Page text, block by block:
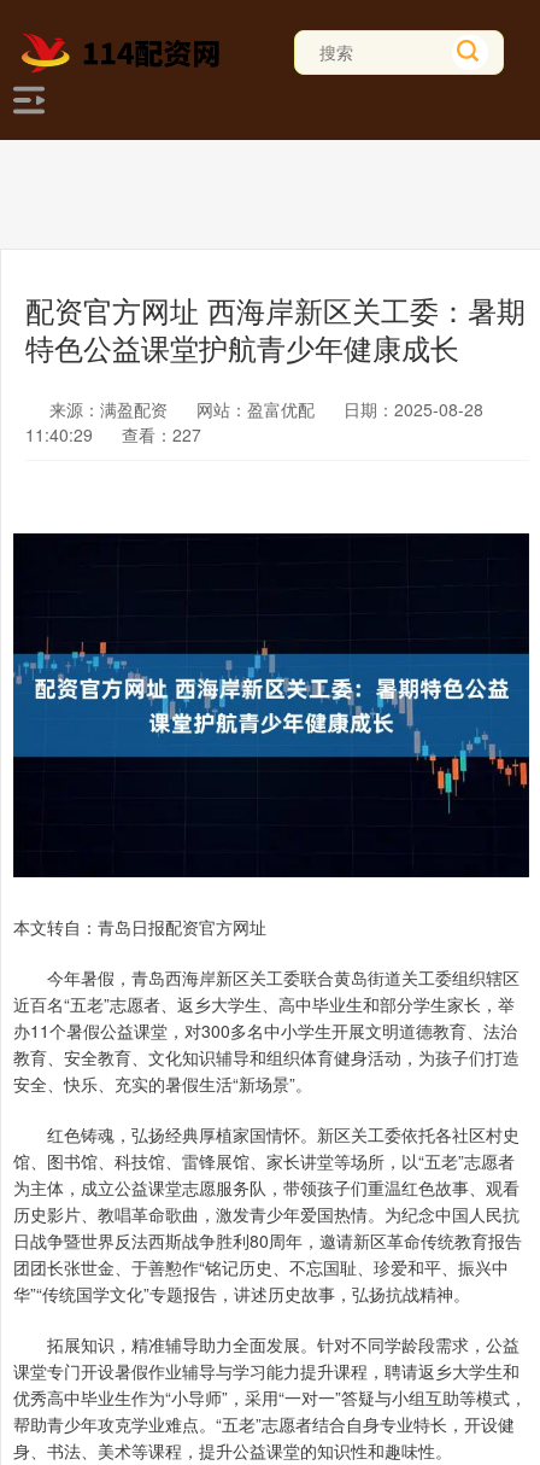
配资官方网址 西海岸新区关工委：暑期
特色公益课堂护航青少年健康成长
来源：满盈配资 网站：盈富优配
日期：2025-08-28
11:40:29
查看：227
本文转自：青岛日报配资官方网址
今年暑假，青岛西海岸新区关工委联合黄岛街道关工委组织辖区
近百名“五老”志愿者、返乡大学生、高中毕业生和部分学生家长，举
办11个暑假公益课堂，对300多名中小学生开展文明道德教育、法治
教育、安全教育、文化知识辅导和组织体育健身活动，为孩子们打造
安全、快乐、充实的暑假生活“新场景”。
红色铸魂，弘扬经典厚植家国情怀。新区关工委依托各社区村史
馆、图书馆、科技馆、雷锋展馆、家长讲堂等场所，以“五老”志愿者
为主体，成立公益课堂志愿服务队，带领孩子们重温红色故事、观看
历史影片、教唱革命歌曲，激发青少年爱国热情。为纪念中国人民抗
日战争暨世界反法西斯战争胜利80周年，邀请新区革命传统教育报告
团团长张世金、于善懃作“铭记历史、不忘国耻、珍爱和平、振兴中
华”“传统国学文化”专题报告，讲述历史故事，弘扬抗战精神。
拓展知识，精准辅导助力全面发展。针对不同学龄段需求，公益
课堂专门开设暑假作业辅导与学习能力提升课程，聘请返乡大学生和
优秀高中毕业生作为“小导师”，采用“一对一”答疑与小组互助等模式，
帮助青少年攻克学业难点。“五老”志愿者结合自身专业特长，开设健
身、书法、美术等课程，提升公益课堂的知识性和趣味性。